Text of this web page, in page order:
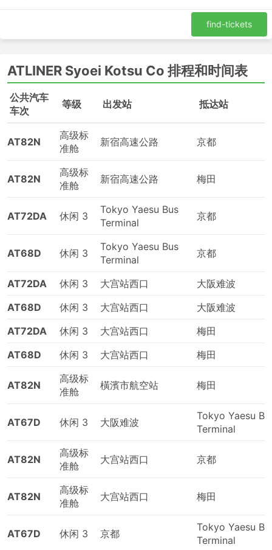
find-tickets
ATLINER Syoei Kotsu Co 排程和时间表
公共汽车
车次
等级 出发站 抵达站
AT82N
高级标
准舱
新宿高速公路 京都
AT82N
高级标
准舱
新宿高速公路 梅田
AT72DA 休闲 3
Tokyo Yaesu Bus
Terminal
京都
AT68D 休闲 3
Tokyo Yaesu Bus
Terminal
京都
AT72DA 休闲 3 大宫站西口
大阪难波
AT68D
休闲 3 大宫站西口
大阪难波
AT72DA
休闲 3 大宫站西口
梅田
AT68D
休闲 3 大宫站西口 梅田
AT82N
高级标
准舱
橫濱市航空站 梅田
AT67D 休闲 3 大阪难波
Tokyo Yaesu
Terminal
AT82N
高级标
准舱
大宫站西口 京都
AT82N
高级标
准舱
大宫站西口 梅田
AT67D 休闲 3 京都
Tokyo Yaesu
Terminal